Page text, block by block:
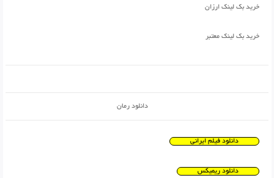
خرید بک لینک ارزان
خرید بک لینک معتبر
دانلود رمان
دانلود فیلم ایرانی
دانلود ریمیکس